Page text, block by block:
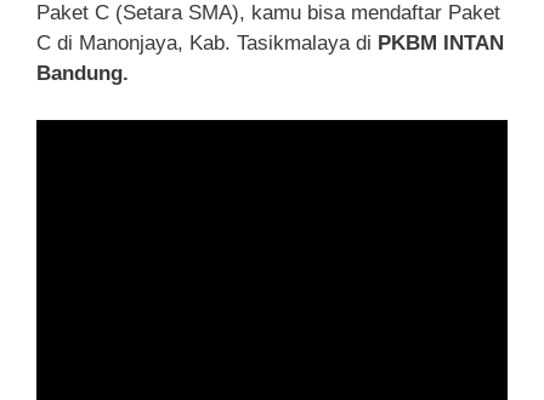
Paket C (Setara SMA), kamu bisa mendaftar Paket
C di Manonjaya, Kab. Tasikmalaya di PKBM INTAN
Bandung.